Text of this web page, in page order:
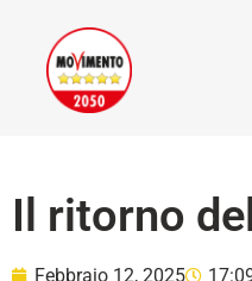
Il ritorno
Febbraio 12, 2025